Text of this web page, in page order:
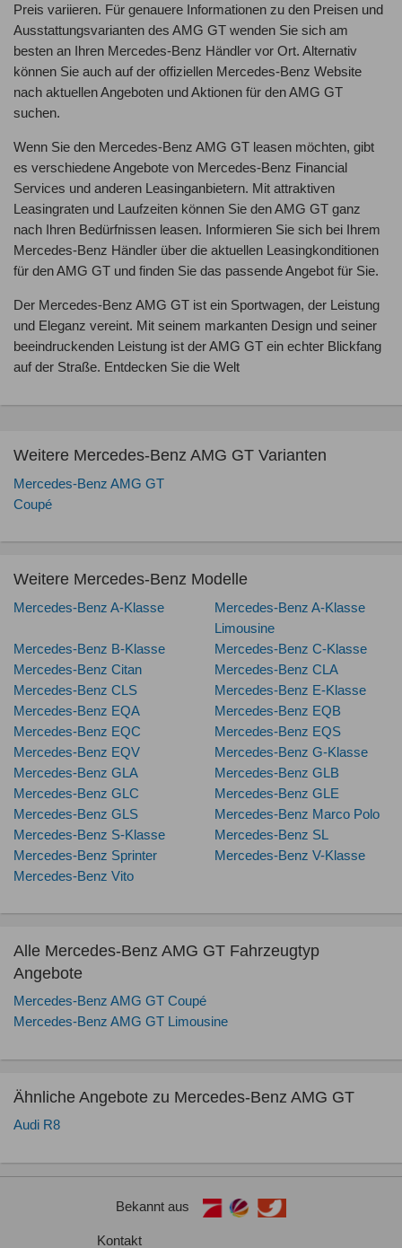
Weitere Mercedes-Benz AMG GT Varianten
Mercedes-Benz AMG GT
Coupé
Weitere Mercedes-Benz Modelle
Mercedes-Benz A-Klasse
Mercedes-Benz A-Klasse
Limousine
Mercedes-Benz B-Klasse
Mercedes-Benz C-Klasse
Mercedes-Benz Citan
Mercedes-Benz CLA
Mercedes-Benz CLS
Mercedes-Benz E-Klasse
Mercedes-Benz EQA
Mercedes-Benz EQB
Mercedes-Benz EQC
Mercedes-Benz EQS
Mercedes-Benz EQV
Mercedes-Benz G-Klasse
Mercedes-Benz GLA
Mercedes-Benz GLB
Mercedes-Benz GLC
Mercedes-Benz GLE
Mercedes-Benz GLS
Mercedes-Benz Marco Polo
Mercedes-Benz S-Klasse
Mercedes-Benz SL
Mercedes-Benz Sprinter
Mercedes-Benz V-Klasse
Mercedes-Benz Vito
Alle Mercedes-Benz AMG GT Fahrzeugtyp
Angebote
Mercedes-Benz AMG GT Coupé
Mercedes-Benz AMG GT Limousine
Ähnliche Angebote zu Mercedes-Benz AMG GT
Audi R8
Preis variieren. Für genauere Informationen zu den Preisen und
Ausstattungsvarianten des AMG GT wenden Sie sich am
besten an Ihren Mercedes-Benz Händler vor Ort. Alternativ
können Sie auch auf der offiziellen Mercedes-Benz Website
nach aktuellen Angeboten und Aktionen für den AMG GT
suchen.
Wenn Sie den Mercedes-Benz AMG GT leasen möchten, gibt
es verschiedene Angebote von Mercedes-Benz Financial
Services und anderen Leasinganbietern. Mit attraktiven
Leasingraten und Laufzeiten können Sie den AMG GT ganz
nach Ihren Bedürfnissen leasen. Informieren Sie sich bei Ihrem
Mercedes-Benz Händler über die aktuellen Leasingkonditionen
für den AMG GT und finden Sie das passende Angebot für Sie.
Der Mercedes-Benz AMG GT ist ein Sportwagen, der Leistung
und Eleganz vereint. Mit seinem markanten Design und seiner
beeindruckenden Leistung ist der AMG GT ein echter Blickfang
auf der Straße. Entdecken Sie die Welt
Bekannt aus
Kontakt